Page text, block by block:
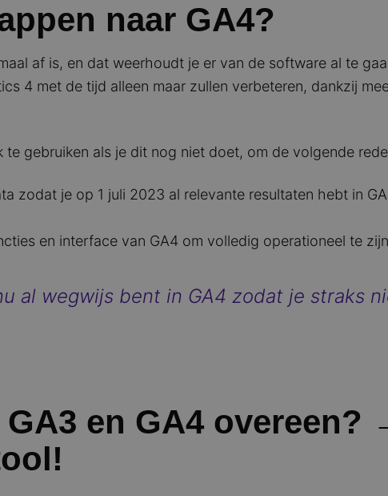
naar GA4?
af is, en dat weerhoudt je er van de software al te
4 met de tijd alleen maar zullen verbeteren, dankzij
gebruiken als je dit nog niet doet, om de volgende
zodat je op 1 juli 2023 al relevante resultaten hebt in
en interface van GA4 om volledig operationeel te
al wegwijs bent in GA4 zodat je straks
en GA4 overeen?